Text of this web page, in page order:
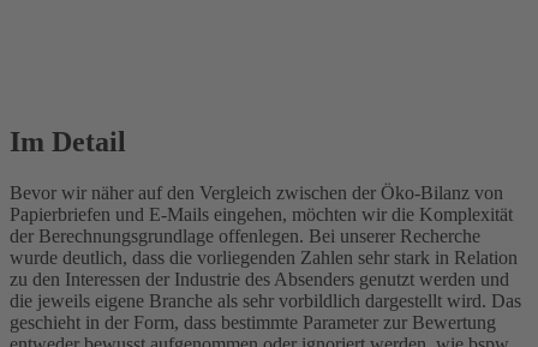
Im Detail
Bevor wir näher auf den Vergleich zwischen der Öko-Bilanz von
Papierbriefen und E-Mails eingehen, möchten wir die Komplexität
der Berechnungsgrundlage offenlegen. Bei unserer Recherche
wurde deutlich, dass die vorliegenden Zahlen sehr stark in Relation
zu den Interessen der Industrie des Absenders genutzt werden und
die jeweils eigene Branche als sehr vorbildlich dargestellt wird. Das
geschieht in der Form, dass bestimmte Parameter zur Bewertung